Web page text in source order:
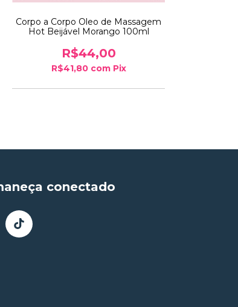
Corpo a Corpo Oleo de Massagem
Hot Beijável Morango 100ml
R$44,00
R$41,80 com Pix
conectado